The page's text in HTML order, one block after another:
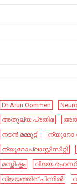
Dr Arun Oommen
അതുല്യ പ്രതിഭ
നടൻ മമ്മൂട്ടി
ന്യൂറോ
ന്യൂറോപ്ലാസ്റ്റിസിറ്റി
മസ്തിഷ്കം
വിജയ
വിജയത്തിന് പിന്നിൽ